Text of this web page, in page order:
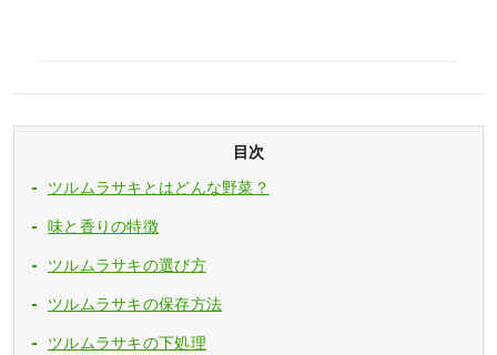
目次
ツルムラサキとはどんな野菜？
味と香りの特徴
ツルムラサキの選び方
ツルムラサキの保存方法
ツルムラサキの下処理